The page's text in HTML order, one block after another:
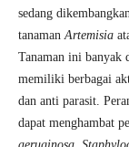
sedang
tanamanArtemisia
Tanaman ini banyak
memiliki berbagai
dan anti parasit.
dapat menghambat